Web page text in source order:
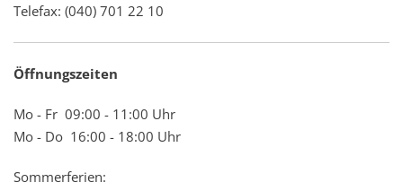
Telefax: (040) 701 22 10
Öffnungszeiten
Mo - Fr 09:00 - 11:00 Uhr
Mo - Do 16:00 - 18:00 Uhr
Sommerferien: